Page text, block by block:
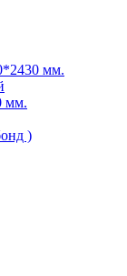
мм.
мм.
)